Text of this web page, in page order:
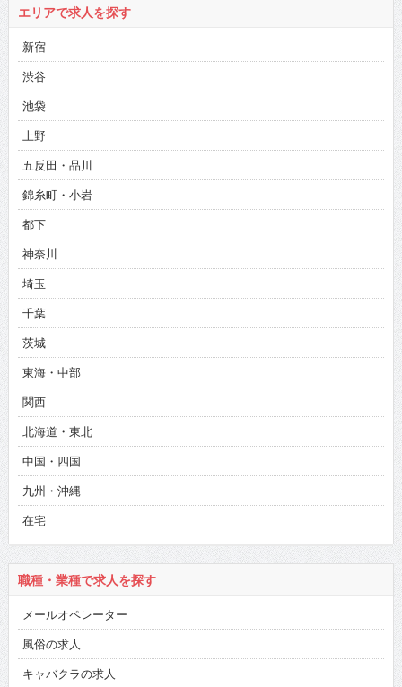
エリアで求人を探す
新宿
渋谷
池袋
上野
五反田・品川
錦糸町・小岩
都下
神奈川
埼玉
千葉
茨城
東海・中部
関西
北海道・東北
中国・四国
九州・沖縄
在宅
職種・業種で求人を探す
メールオペレーター
風俗の求人
キャバクラの求人